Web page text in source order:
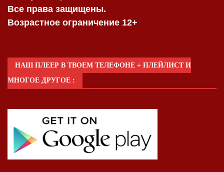
Все права защищены.
Возрастное ограничение 12+
НАШ ПЛЕЕР В ТВОЕМ ТЕЛЕФОНЕ + ПЛЕЙЛИСТ И
МНОГОЕ ДРУГОЕ :